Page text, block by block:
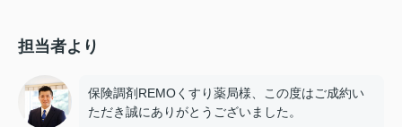
担当者より
保険調剤REMOくすり薬局様、この度はご成約い
ただき誠にありがとうございました。